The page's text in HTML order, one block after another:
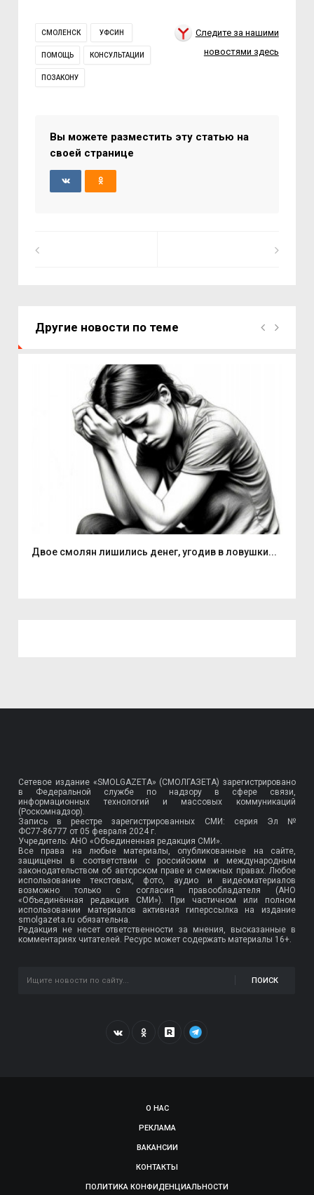
СМОЛЕНСК УФСИН
ПОМОЩЬ КОНСУЛЬТАЦИИ
ПОЗАКОНУ
Следите за нашими
новостями здесь
Вы можете разместить эту статью на
своей странице
Другие новости по теме
Двое смолян лишились денег, угодив в ловушки...
Сетевое издание «SMOLGAZETA» (СМОЛГАЗЕТА) зарегистрировано
в Федеральной службе по надзору в сфере связи,
информационных технологий и массовых коммуникаций
(Роскомнадзор).
Запись в реестре зарегистрированных СМИ: серия Эл №
ФС77-86777 от 05 февраля 2024 г.
Учредитель: АНО «Объединенная редакция СМИ».
Все права на любые материалы, опубликованные на сайте,
защищены в соответствии с российским и международным
законодательством об авторском праве и смежных правах. Любое
использование текстовых, фото, аудио и видеоматериалов
возможно только с согласия правообладателя (АНО
«Объединённая редакция СМИ»). При частичном или полном
использовании материалов активная гиперссылка на издание
smolgazeta.ru обязательна.
Редакция не несет ответственности за мнения, высказанные в
комментариях читателей. Ресурс может содержать материалы 16+.
ПОИСК
О НАС
РЕКЛАМА
ВАКАНСИИ
КОНТАКТЫ
ПОЛИТИКА КОНФИДЕНЦИАЛЬНОСТИ